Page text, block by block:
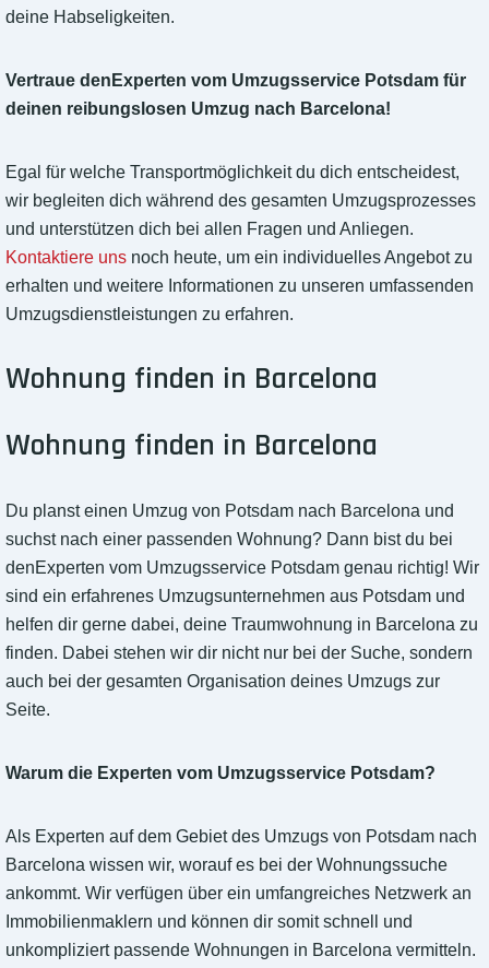
deine Habseligkeiten.
Vertraue denExperten vom Umzugsservice Potsdam für
deinen reibungslosen Umzug nach Barcelona!
Egal für welche Transportmöglichkeit du dich entscheidest,
wir begleiten dich während des gesamten Umzugsprozesses
und unterstützen dich bei allen Fragen und Anliegen.
Kontaktiere uns noch heute, um ein individuelles Angebot zu
erhalten und weitere Informationen zu unseren umfassenden
Umzugsdienstleistungen zu erfahren.
Wohnung finden in Barcelona
Wohnung finden in Barcelona
Du planst einen Umzug von Potsdam nach Barcelona und
suchst nach einer passenden Wohnung? Dann bist du bei
denExperten vom Umzugsservice Potsdam genau richtig! Wir
sind ein erfahrenes Umzugsunternehmen aus Potsdam und
helfen dir gerne dabei, deine Traumwohnung in Barcelona zu
finden. Dabei stehen wir dir nicht nur bei der Suche, sondern
auch bei der gesamten Organisation deines Umzugs zur
Seite.
Warum die Experten vom Umzugsservice Potsdam?
Als Experten auf dem Gebiet des Umzugs von Potsdam nach
Barcelona wissen wir, worauf es bei der Wohnungssuche
ankommt. Wir verfügen über ein umfangreiches Netzwerk an
Immobilienmaklern und können dir somit schnell und
unkompliziert passende Wohnungen in Barcelona vermitteln.